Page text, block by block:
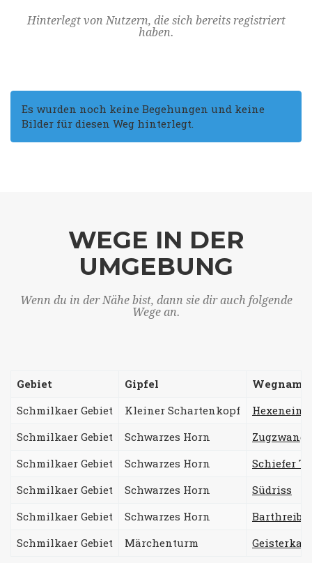
Hinterlegt von Nutzern, die sich bereits registriert
haben.
Es wurden noch keine Begehungen und keine
Bilder für diesen Weg hinterlegt.
WEGE IN DER
UMGEBUNG
Wenn du in der Nähe bist, dann sie dir auch folgende
Wege an.
Gebiet Gipfel
Wegname
Schmilkaer Gebiet
Kleiner Schartenkopf
Schmilkaer Gebiet
Schwarzes Horn
Zugzwang
Schmilkaer Gebiet
Schwarzes Horn
Schiefer
Schmilkaer Gebiet
Schwarzes Horn
Südriss
Schmilkaer Gebiet
Schwarzes Horn
Schmilkaer Gebiet
Märchenturm